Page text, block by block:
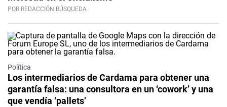
POR REDACCIÓN BÚSQUEDA
Política
Los intermediarios de Cardama para obtener una
garantía falsa: una consultora en un ‘cowork’ y una
que vendía ‘pallets’